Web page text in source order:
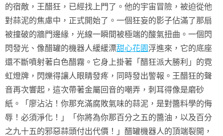
的宿敵，王醋狂，已經找上門了。他的宇宙冒險，被迫從他
對蒜泥的焦慮中，正式開始了。一個狂妄的影子佔滿了那扇
被撞破的牆門邊緣，光線一瞬間被極端的酸氣扭曲。一個閃
閃發光、像醋罐的機器人緩緩漂甜心花園浮進來，它的底座
還不斷噴射著白色醋霧。它身上掛著「醋狂派大勝利」的霓
虹燈牌，閃爍得讓人眼睛發疼，同時發出警報。王醋狂的聲
音再次響起，這次帶著金屬回音的嘲弄，刺耳得像是磨砂
紙。「廖沾沾！你那充滿腐敗氣味的蒜泥，是對醬料學的侮
辱！必須淨化！」「你將為你那百分之五的醬油，以及百分
之九十五的邪惡蒜頭付出代價！」醋罐機器人的頂端裂開，